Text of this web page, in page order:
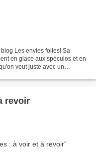
Les envies folles! Sa
en glace aux spéculos et en
veut juste avec un
revoir